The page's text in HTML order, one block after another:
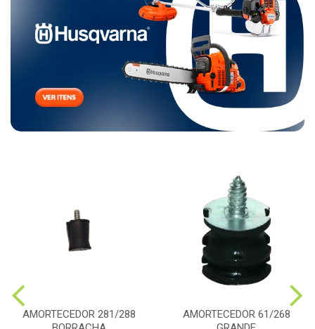
AMORTECEDOR 281/288
AMORTECEDOR 61/268